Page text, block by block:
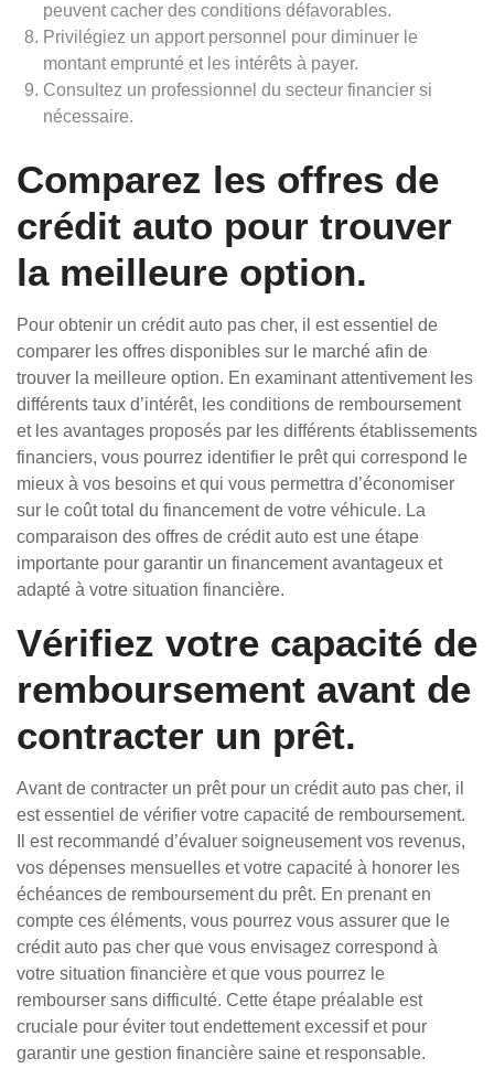
peuvent cacher des conditions défavorables.
Privilégiez un apport personnel pour diminuer le
montant emprunté et les intérêts à payer.
Consultez un professionnel du secteur financier si
nécessaire.
Comparez les offres de
crédit auto pour trouver
la meilleure option.
Pour obtenir un crédit auto pas cher, il est essentiel de
comparer les offres disponibles sur le marché afin de
trouver la meilleure option. En examinant attentivement les
différents taux d’intérêt, les conditions de remboursement
et les avantages proposés par les différents établissements
financiers, vous pourrez identifier le prêt qui correspond le
mieux à vos besoins et qui vous permettra d’économiser
sur le coût total du financement de votre véhicule. La
comparaison des offres de crédit auto est une étape
importante pour garantir un financement avantageux et
adapté à votre situation financière.
Vérifiez votre capacité de
remboursement avant de
contracter un prêt.
Avant de contracter un prêt pour un crédit auto pas cher, il
est essentiel de vérifier votre capacité de remboursement.
Il est recommandé d’évaluer soigneusement vos revenus,
vos dépenses mensuelles et votre capacité à honorer les
échéances de remboursement du prêt. En prenant en
compte ces éléments, vous pourrez vous assurer que le
crédit auto pas cher que vous envisagez correspond à
votre situation financière et que vous pourrez le
rembourser sans difficulté. Cette étape préalable est
cruciale pour éviter tout endettement excessif et pour
garantir une gestion financière saine et responsable.